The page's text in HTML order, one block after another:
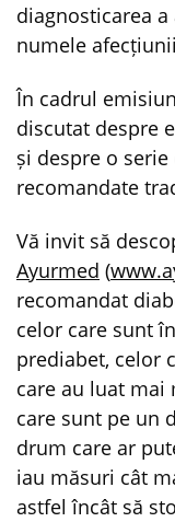
diagnosticarea
numele
În cadrul
discutat despre
și despre o
recomandate
Vă invit să
Ayurmed (
recomandat
celor care sunt
prediabet, celor
care au luat mai
care sunt pe un
drum care ar
iau măsuri cât
astfel încât să